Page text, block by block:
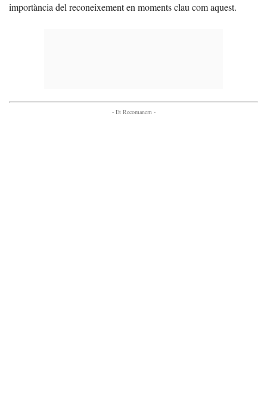
importància del reconeixement en moments clau com aquest.
- Et Recomanem -